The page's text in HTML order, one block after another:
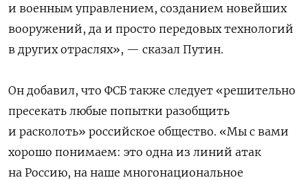
и военным управлением, созданием новейших
вооружений, да и просто передовых технологий
в других отраслях», — сказал Путин.
Он добавил, что ФСБ также следует «решительно
пресекать любые попытки разобщить
и расколоть» российское общество. «Мы с вами
хорошо понимаем: это одна из линий атак
на Россию, на наше многонациональное